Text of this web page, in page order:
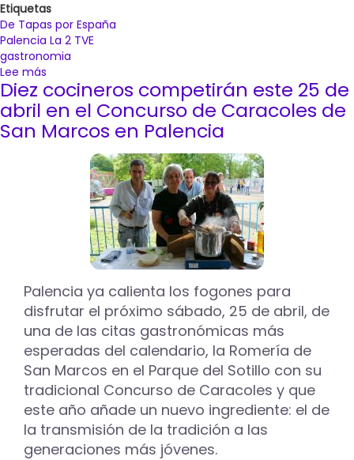
Etiquetas
De Tapas por España
Palencia La 2 TVE
gastronomia
Lee más
‘De
tapas
por
España’,
continúa
temporada
dedicado
a
Palencia
en
La
2
de
RTVE
Diez cocineros competirán este 25 de
abril en el Concurso de Caracoles de
San Marcos en Palencia
Palencia ya calienta los fogones para
disfrutar el próximo sábado, 25 de abril, de
una de las citas gastronómicas más
esperadas del calendario, la Romería de
San Marcos en el Parque del Sotillo con su
tradicional Concurso de Caracoles y que
este año añade un nuevo ingrediente: el de
la transmisión de la tradición a las
generaciones más jóvenes.